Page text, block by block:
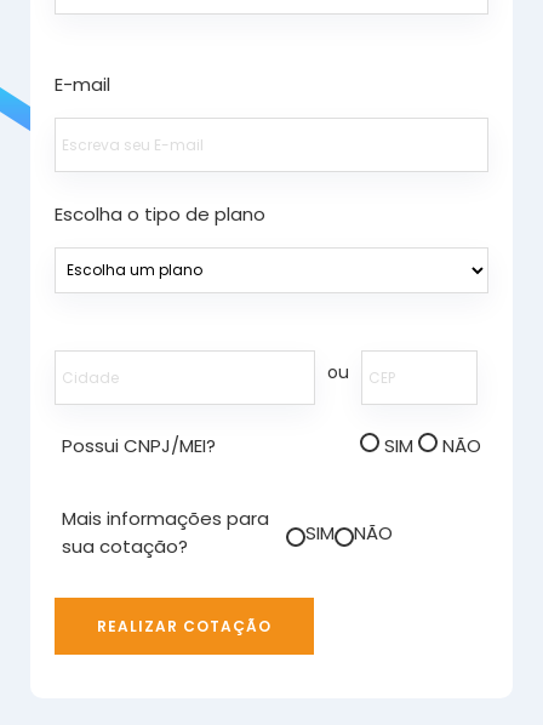
E-mail
Escolha o tipo de plano
ou
Possui CNPJ/MEI? SIM NÃO
Mais informações para
sua cotação?
SIM NÃO
REALIZAR COTAÇÃO